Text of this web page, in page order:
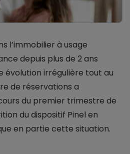
l’immobilier à usage
depuis plus de 2 ans
évolution irrégulière tout au
de réservations a
du premier trimestre de
du dispositif Pinel en
en partie cette situation.